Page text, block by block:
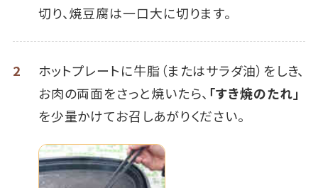
切り、焼豆腐は一口大に切ります。
2
ホットプレートに牛脂（またはサラダ油）をしき、
お肉の両面をさっと焼いたら、 「すき焼のたれ」
を少量かけてお召しあがりください。